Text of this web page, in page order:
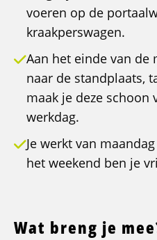
voeren op de
kraakperswagen.
Aan het einde van de
naar de standplaats,
maak je deze schoon
werkdag.
Je werkt van
het weekend ben je
Wat breng je